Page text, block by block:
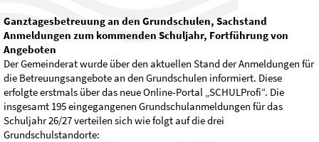
Ganztagesbetreuung an den Grundschulen, Sachstand
Anmeldungen zum kommenden Schuljahr, Fortführung von
Angeboten
Der Gemeinderat wurde über den aktuellen Stand der Anmeldungen für
die Betreuungsangebote an den Grundschulen informiert. Diese
erfolgte erstmals über das neue Online-Portal „SCHULProfi“. Die
insgesamt 195 eingegangenen Grundschulanmeldungen für das
Schuljahr 26/27 verteilen sich wie folgt auf die drei
Grundschulstandorte: